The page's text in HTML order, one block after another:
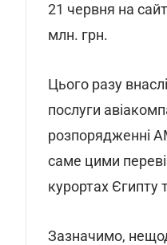
21 червня на
млн. грн.
Цього разу
послуги
розпорядженні
саме цими
курортах Єгипту
Зазначимо,